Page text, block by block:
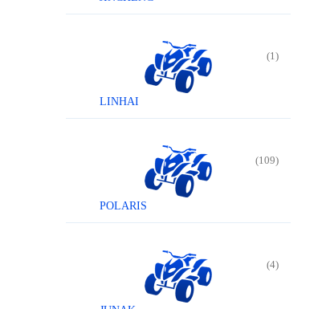
LINHAI
(1)
POLARIS
(109)
(4)